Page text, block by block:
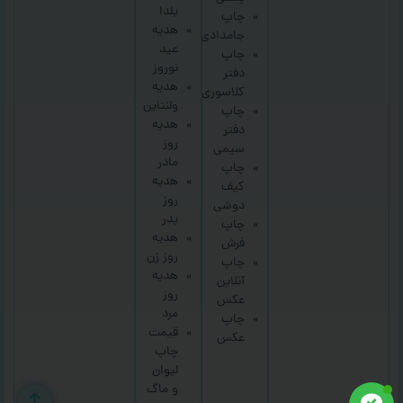
چاپ
جامدادی
چاپ
دفتر
کلاسوری
چاپ
دفتر
سیمی
چاپ
کیف
دوشی
چاپ
فرش
چاپ
آنلاین
عکس
چاپ
عکس
یلدا
هدیه
عید
نوروز
هدیه
ولنتاین
هدیه
روز
مادر
هدیه
روز
پدر
هدیه
روز زن
هدیه
روز
مرد
قیمت
چاپ
لیوان
و ماگ